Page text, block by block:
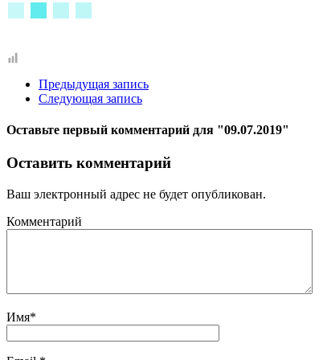
Предыдущая запись
Следующая запись
Оставьте первый комментарий для "09.07.2019"
Оставить комментарий
Ваш электронный адрес не будет опубликован.
Комментарий
Имя*